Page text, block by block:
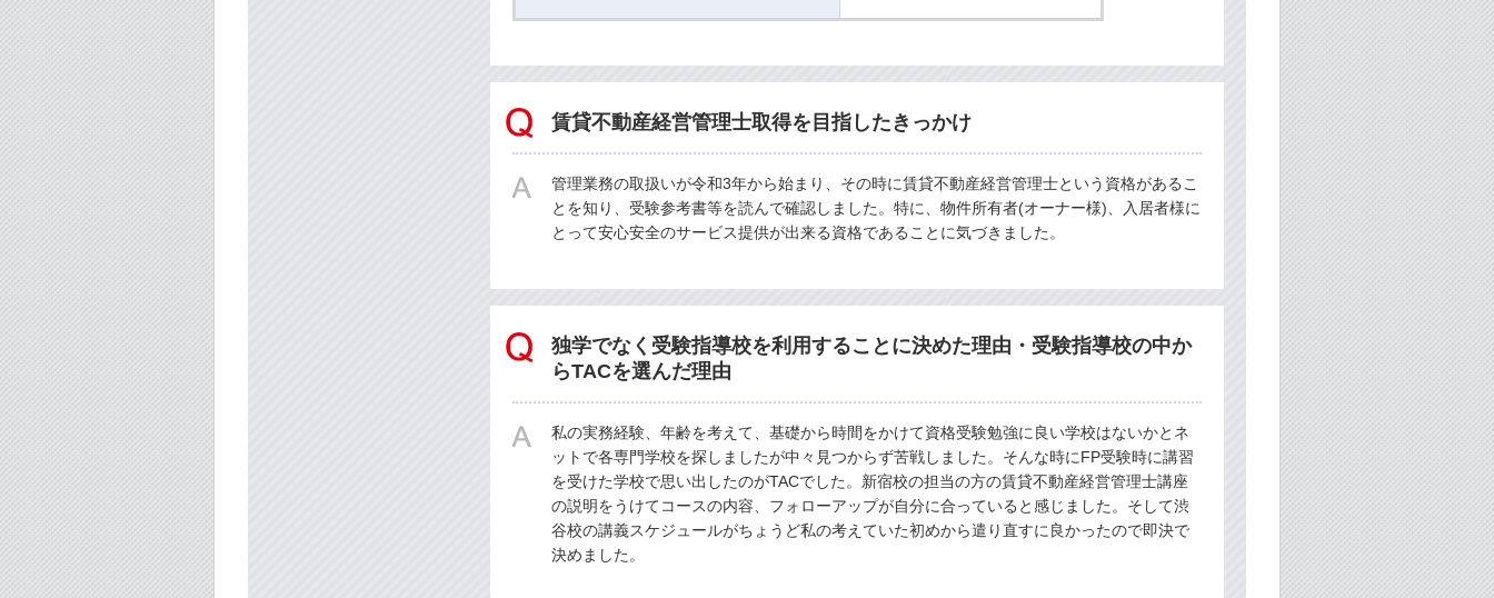
賃貸不動産経営管理士取得を目指したきっかけ
管理業務の取扱いが令和3年から始まり、その時に賃貸不動産経営管理士という資格があるこ
とを知り、受験参考書等を読んで確認しました。特に、物件所有者(オーナー様)、入居者様に
とって安心安全のサービス提供が出来る資格であることに気づきました。
独学でなく受験指導校を利用することに決めた理由・受験指導校の中か
らTACを選んだ理由
私の実務経験、年齢を考えて、基礎から時間をかけて資格受験勉強に良い学校はないかとネ
ットで各専門学校を探しましたが中々見つからず苦戦しました。そんな時にFP受験時に講習
を受けた学校で思い出したのがTACでした。新宿校の担当の方の賃貸不動産経営管理士講座
の説明をうけてコースの内容、フォローアップが自分に合っていると感じました。そして渋
谷校の講義スケジュールがちょうど私の考えていた初めから遣り直すに良かったので即決で
決めました。